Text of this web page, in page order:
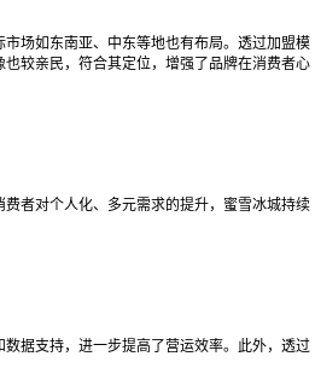
场如东南亚、中东等地也有布局。透过加盟模
较亲民，符合其定位，增强了品牌在消费者心
者对个人化、多元需求的提升，蜜雪冰城持续
据支持，进一步提高了营运效率。此外，透过